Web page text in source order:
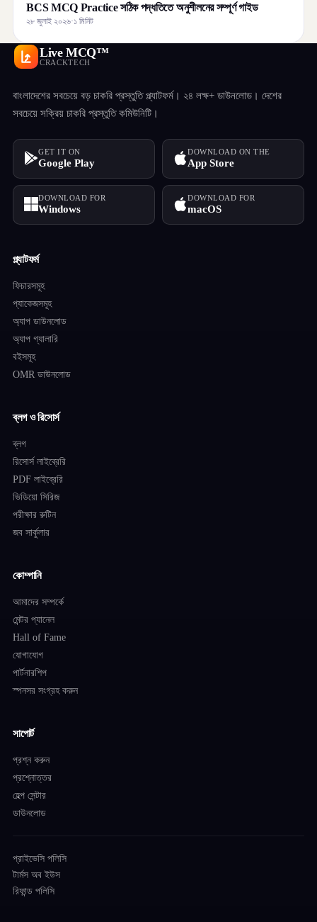
BCS MCQ Practice সঠিক পদ্ধতিতে অনুশীলনের সম্পূর্ণ গাইড
২৮ জুলাই ২০২৬·১ মিনিট
Live MCQ™
CRACKTECH
বাংলাদেশের সবচেয়ে বড় চাকরি প্রস্তুতি প্ল্যাটফর্ম। ২৪ লক্ষ+ ডাউনলোড। দেশের
সবচেয়ে সক্রিয় চাকরি প্রস্তুতি কমিউনিটি।
GET IT ON
Google Play
DOWNLOAD ON THE
App Store
DOWNLOAD FOR
Windows
DOWNLOAD FOR
macOS
প্ল্যাটফর্ম
ফিচারসমূহ
প্যাকেজসমূহ
অ্যাপ ডাউনলোড
অ্যাপ গ্যালারি
বইসমূহ
OMR ডাউনলোড
ব্লগ ও রিসোর্স
ব্লগ
রিসোর্স লাইব্রেরি
PDF লাইব্রেরি
ভিডিয়ো সিরিজ
পরীক্ষার রুটিন
জব সার্কুলার
কোম্পানি
আমাদের সম্পর্কে
মেন্টর প্যানেল
Hall of Fame
যোগাযোগ
পার্টনারশিপ
স্পনসর সংগ্রহ করুন
সাপোর্ট
প্রশ্ন করুন
প্রশ্নোত্তর
হেল্প সেন্টার
ডাউনলোড
প্রাইভেসি পলিসি
টার্মস অব ইউস
রিফান্ড পলিসি